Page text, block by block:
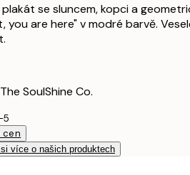
se sluncem, kopci a
you are here" v modré barvě.
SoulShine Co.
5
cen
více o našich produktech